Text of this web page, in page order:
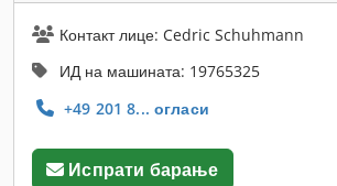
Контакт лице: Cedric Schuhmann
ИД на машината: 19765325
+49 201 8... огласи
Испрати барање